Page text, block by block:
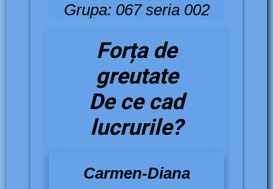
Grupa: 067 seria 002
Forța de
greutate
De ce cad
lucrurile?
Carmen-Diana